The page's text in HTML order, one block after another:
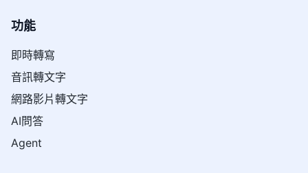
功能
即時轉寫
音訊轉文字
網路影片轉文字
AI問答
Agent